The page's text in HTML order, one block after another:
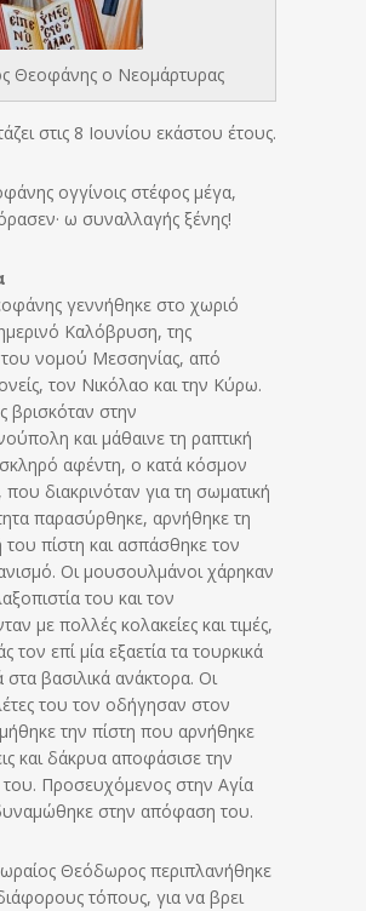
Θεοφάνης ο Νεομάρτυρας
στις 8 Ιουνίου εκάστου έτους.
ογγίνοις στέφος μέγα,
ω συναλλαγής ξένης!
γεννήθηκε στο χωριό
Καλόβρυση, της
του νομού Μεσσηνίας, από
τον Νικόλαο και την Κύρω.
βρισκόταν στην
και μάθαινε τη ραπτική
αφέντη, ο κατά κόσμον
διακρινόταν για τη σωματική
παρασύρθηκε, αρνήθηκε τη
του πίστη και ασπάσθηκε τον
Οι μουσουλμάνοι χάρηκαν
του και τον
με πολλές κολακείες και τιμές,
τον επί μία εξαετία τα τουρκικά
στα βασιλικά ανάκτορα. Οι
του τον οδήγησαν στον
την πίστη που αρνήθηκε
και δάκρυα αποφάσισε την
Προσευχόμενος στην Αγία
στην απόφαση του.
Θεόδωρος περιπλανήθηκε
τόπους, για να βρει